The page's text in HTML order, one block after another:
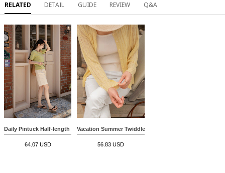
RELATED DETAIL GUIDE REVIEW Q&A
Daily Pintuck Half-length Shorts
64.07 USD
Vacation Summer Twiddle Cardigan
56.83 USD